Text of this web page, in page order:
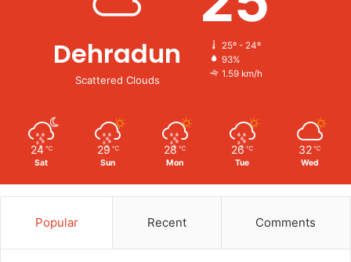
Dehradun
Scattered Clouds
25º - 24º
93%
1.59 km/h
24 ℃
Sat
29 ℃
Sun
28 ℃
Mon
26 ℃
Tue
32 ℃
Wed
Popular Recent Comments